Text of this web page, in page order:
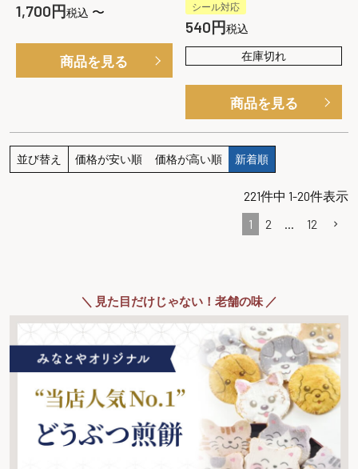
1,700 税込 〜
商品を見る
シール対応
540
税込
在庫切れ
商品を見る
並び替え 価格が安い順 価格が高い順 新着順
221件中 1-20件表示
1
2 … 12
＼ 見た目だけじゃない！老舗の味 ／